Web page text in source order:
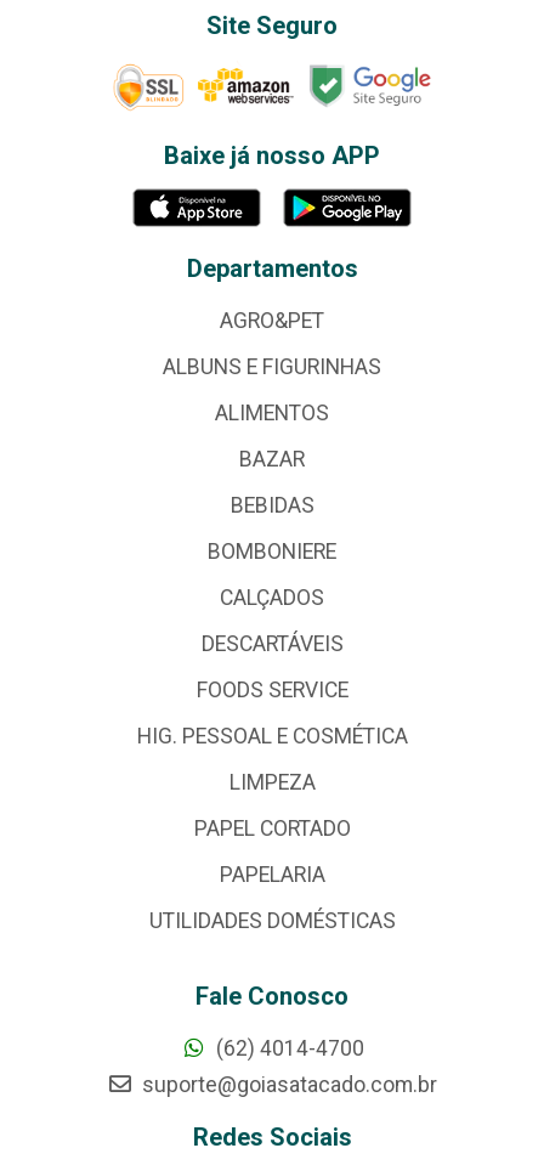
Site Seguro
Baixe já nosso APP
Departamentos
AGRO&PET
ALBUNS E FIGURINHAS
ALIMENTOS
BAZAR
BEBIDAS
BOMBONIERE
CALÇADOS
DESCARTÁVEIS
FOODS SERVICE
HIG. PESSOAL E COSMÉTICA
LIMPEZA
PAPEL CORTADO
PAPELARIA
UTILIDADES DOMÉSTICAS
Fale Conosco
(62) 4014-4700
suporte@goiasatacado.com.br
Redes Sociais